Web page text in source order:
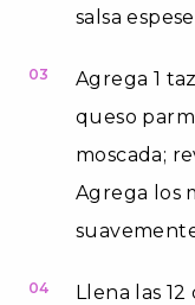
salsa
03
Agrega 1
queso
moscada;
Agrega los
04
Llena las